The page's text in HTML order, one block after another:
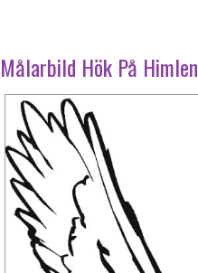
Målarbild Hök På Himlen